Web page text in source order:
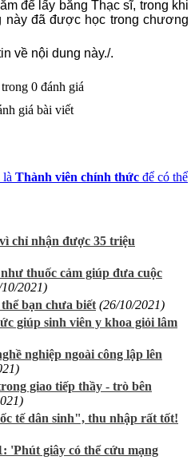
để lấy bằng Thạc sĩ, trong khi
này đã được học trong chương
về nội dung này./.
0 đánh giá
giá bài viết
là Thành viên chính thức để có thể
chỉ nhận được 35 triệu
thuốc cảm giúp đưa cuộc
2021)
bạn chưa biết (26/10/2021)
giúp sinh viên y khoa giỏi lâm
nghiệp ngoài công lập lên
giao tiếp thầy - trò bên
tế dân sinh", thu nhập rất tốt!
'Phút giây có thể cứu mạng